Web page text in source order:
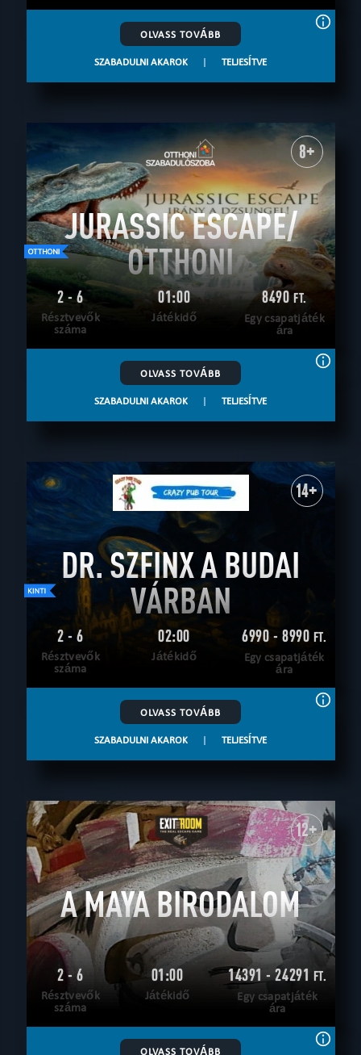
OLVASS TOVÁBB
SZABADULNI AKAROK | TELJESÍTVE
8+
JURASSIC ESCAPE/
OTTHONI
2 - 6
Résztvevők
száma
01:00
Játékidő
8490FT.
Egy csapatjáték
ára
OLVASS TOVÁBB
SZABADULNI AKAROK | TELJESÍTVE
14+
DR. SZFINX A BUDAI
VÁRBAN
2 - 6
Résztvevők
száma
02:00
Játékidő
6990 - 8990 FT.
Egy csapatjáték
ára
OLVASS TOVÁBB
SZABADULNI AKAROK | TELJESÍTVE
12+
A MAYA BIRODALOM
2 - 6
Résztvevők
száma
01:00
Játékidő
14391 - 24291 FT.
Egy csapatjáték
ára
OLVASS TOVÁBB